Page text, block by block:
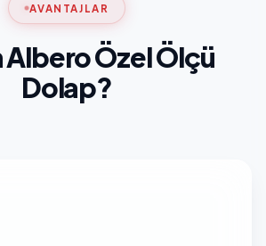
AVANTAJLAR
Özel Ölçü
Dolap?